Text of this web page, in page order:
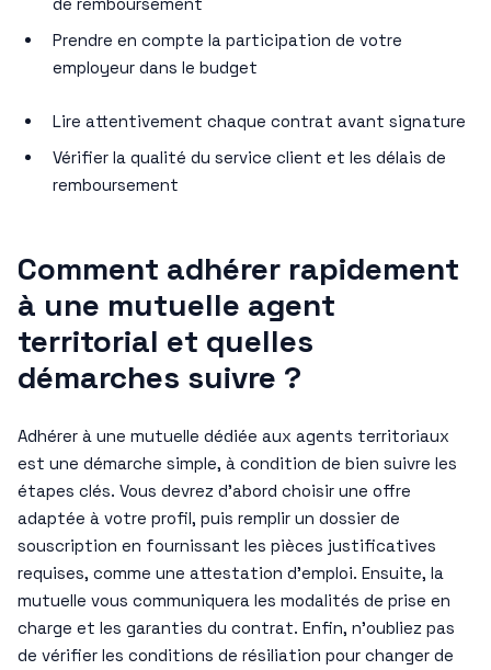
Prendre en compte la participation de votre
employeur dans le budget
Lire attentivement chaque contrat avant signature
Vérifier la qualité du service client et les délais de
remboursement
Comment adhérer rapidement
à une mutuelle agent
territorial et quelles
démarches suivre ?
Adhérer à une mutuelle dédiée aux agents territoriaux
est une démarche simple, à condition de bien suivre les
étapes clés. Vous devrez d’abord choisir une offre
adaptée à votre profil, puis remplir un dossier de
souscription en fournissant les pièces justificatives
requises, comme une attestation d’emploi. Ensuite, la
mutuelle vous communiquera les modalités de prise en
charge et les garanties du contrat. Enfin, n’oubliez pas
de vérifier les conditions de résiliation pour changer de